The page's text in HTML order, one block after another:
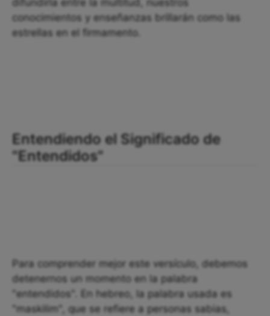
difundirla entre la multitud, nuestros
conocimientos y enseñanzas brillarán como las
estrellas en el firmamento.
Entendiendo el Significado de
"Entendidos"
Para comprender mejor este versículo, debemos
detenernos un momento en la palabra
"entendidos". En hebreo, la palabra usada es
"maskilim", que se refiere a personas sabias,